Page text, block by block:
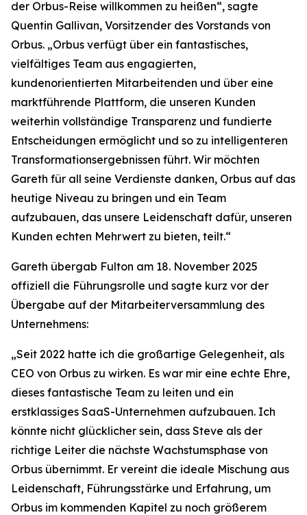
der Orbus-Reise willkommen zu heißen“, sagte
Quentin Gallivan, Vorsitzender des Vorstands von
Orbus. „Orbus verfügt über ein fantastisches,
vielfältiges Team aus engagierten,
kundenorientierten Mitarbeitenden und über eine
marktführende Plattform, die unseren Kunden
weiterhin vollständige Transparenz und fundierte
Entscheidungen ermöglicht und so zu intelligenteren
Transformationsergebnissen führt. Wir möchten
Gareth für all seine Verdienste danken, Orbus auf das
heutige Niveau zu bringen und ein Team
aufzubauen, das unsere Leidenschaft dafür, unseren
Kunden echten Mehrwert zu bieten, teilt.“
Gareth übergab Fulton am 18. November 2025
offiziell die Führungsrolle und sagte kurz vor der
Übergabe auf der Mitarbeiterversammlung des
Unternehmens:
„Seit 2022 hatte ich die großartige Gelegenheit, als
CEO von Orbus zu wirken. Es war mir eine echte Ehre,
dieses fantastische Team zu leiten und ein
erstklassiges SaaS-Unternehmen aufzubauen. Ich
könnte nicht glücklicher sein, dass Steve als der
richtige Leiter die nächste Wachstumsphase von
Orbus übernimmt. Er vereint die ideale Mischung aus
Leidenschaft, Führungsstärke und Erfahrung, um
Orbus im kommenden Kapitel zu noch größerem